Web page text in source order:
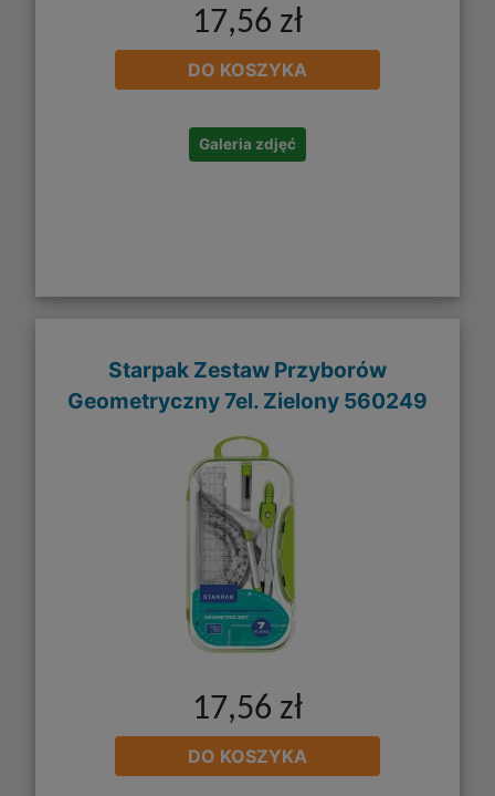
17,56 zł
DO KOSZYKA
Galeria zdjęć
Starpak Zestaw Przyborów
Geometryczny 7el. Zielony 560249
17,56 zł
DO KOSZYKA